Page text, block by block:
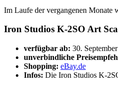
Im Laufe der vergangenen Monate
Iron Studios K-2SO Art
verfügbar ab: 30.
unverbindliche
Shopping: eBay.de
Infos: Die Iron Studios K-